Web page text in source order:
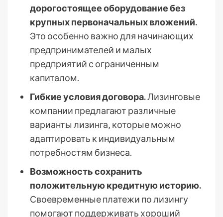
дорогостоящее оборудование без
крупных первоначальных вложений.
Это особенно важно для начинающих
предпринимателей и малых
предприятий с ограниченным
капиталом.
Гибкие условия договора.Лизинговые
компании предлагают различные
варианты лизинга‚ которые можно
адаптировать к индивидуальным
потребностям бизнеса.
Возможность сохранить
положительную кредитную историю.
Своевременные платежи по лизингу
помогают поддерживать хороший